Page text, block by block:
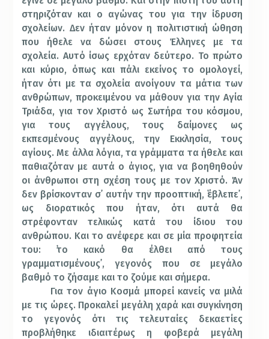
στηριζόταν και ο αγώνας του για την ίδρυση
σχολείων. Δεν ήταν μόνον η πολιτιστική ώθηση
που ήθελε να δώσει στους Έλληνες με τα
σχολεία. Αυτό ίσως ερχόταν δεύτερο. Το πρώτο
και κύριο, όπως και πάλι εκείνος το ομολογεί,
ήταν ότι με τα σχολεία ανοίγουν τα μάτια των
ανθρώπων, προκειμένου να μάθουν για την Αγία
Τριάδα, για τον Χριστό ως Σωτήρα του κόσμου,
για τους αγγέλους, τους δαίμονες ως
εκπεσμένους αγγέλους, την Εκκλησία, τους
αγίους. Με άλλα λόγια, τα γράμματα τα ήθελε και
παθιαζόταν με αυτά ο άγιος, για να βοηθηθούν
οι άνθρωποι στη σχέση τους με τον Χριστό. Άν
δεν βρίσκονταν σ᾽ αυτήν την προοπτική, ῾έβλεπε᾽,
ως διορατικός που ήταν, ότι αυτά θα
στρέφονταν τελικώς κατά του ίδιου του
ανθρώπου. Και το ανέφερε και σε μία προφητεία
του: ῾το κακό θα έλθει από τους
γραμματισμένους᾽, γεγονός που σε μεγάλο
βαθμό το ζήσαμε και το ζούμε και σήμερα.
Για τον άγιο Κοσμά μπορεί κανείς να μιλά
με τις ώρες. Προκαλεί μεγάλη χαρά και συγκίνηση
το γεγονός ότι τις τελευταίες δεκαετίες
προβλήθηκε ιδιαιτέρως η φοβερά μεγάλη